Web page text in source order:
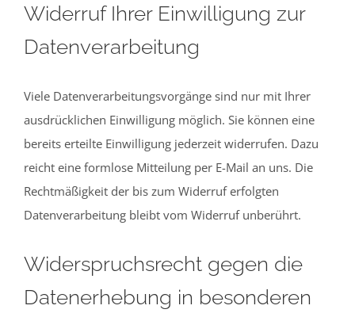
Widerruf Ihrer Einwilligung zur
Datenverarbeitung
Viele Datenverarbeitungsvorgänge sind nur mit Ihrer
ausdrücklichen Einwilligung möglich. Sie können eine
bereits erteilte Einwilligung jederzeit widerrufen. Dazu
reicht eine formlose Mitteilung per E-Mail an uns. Die
Rechtmäßigkeit der bis zum Widerruf erfolgten
Datenverarbeitung bleibt vom Widerruf unberührt.
Widerspruchsrecht gegen die
Datenerhebung in besonderen